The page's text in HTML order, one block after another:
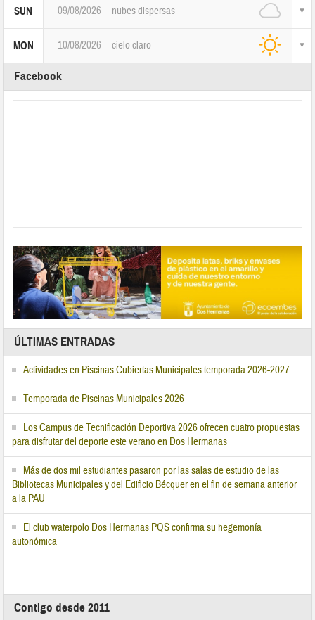
SUN 09/08/2026 nubes dispersas
MON 10/08/2026 cielo claro
Facebook
ÚLTIMAS ENTRADAS
Actividades en Piscinas Cubiertas Municipales temporada 2026-2027
Temporada de Piscinas Municipales 2026
Los Campus de Tecnificación Deportiva 2026 ofrecen cuatro propuestas
para disfrutar del deporte este verano en Dos Hermanas
Más de dos mil estudiantes pasaron por las salas de estudio de las
Bibliotecas Municipales y del Edificio Bécquer en el fin de semana anterior
a la PAU
El club waterpolo Dos Hermanas PQS confirma su hegemonía
autonómica
Contigo desde 2011